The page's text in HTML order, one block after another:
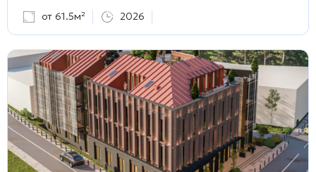
от 61.5м² 2026